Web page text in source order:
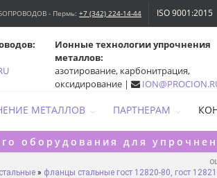
- Пермь: +7 (342) 224-14-44 ISO 9001:2015
Ионные технологии упрочнения
металлов:
азотирование, карбонитрация,
оксидирование |
МЕТАЛЛОВ ПАРТНЕРАМ
оборудования для
» фланцы стальные гост 12820-80, гост